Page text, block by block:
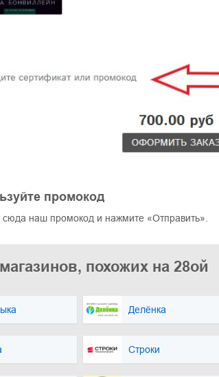
промокод
сюда наш промокод и нажмите «Отправить».
похожих на 28ой
Делёнка
Строки